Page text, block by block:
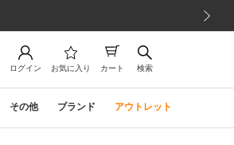
ログイン お気に入り カート 検索
その他 ブランド アウトレット